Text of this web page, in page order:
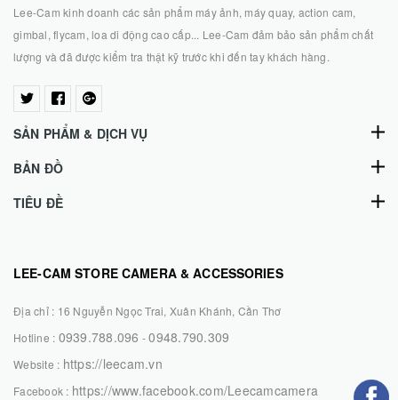
Lee-Cam kinh doanh các sản phẩm máy ảnh, máy quay, action cam,
gimbal, flycam, loa di động cao cấp... Lee-Cam đảm bảo sản phẩm chất
lượng và đã được kiểm tra thật kỹ trước khi đến tay khách hàng.
SẢN PHẨM & DỊCH VỤ
BẢN ĐỒ
TIÊU ĐỀ
LEE-CAM STORE CAMERA & ACCESSORIES
Địa chỉ : 16 Nguyễn Ngọc Trai, Xuân Khánh, Cần Thơ
Hotline : 0939.788.096 -0948.790.309
Website : https://leecam.vn
Facebook : https://www.facebook.com/Leecamcamera